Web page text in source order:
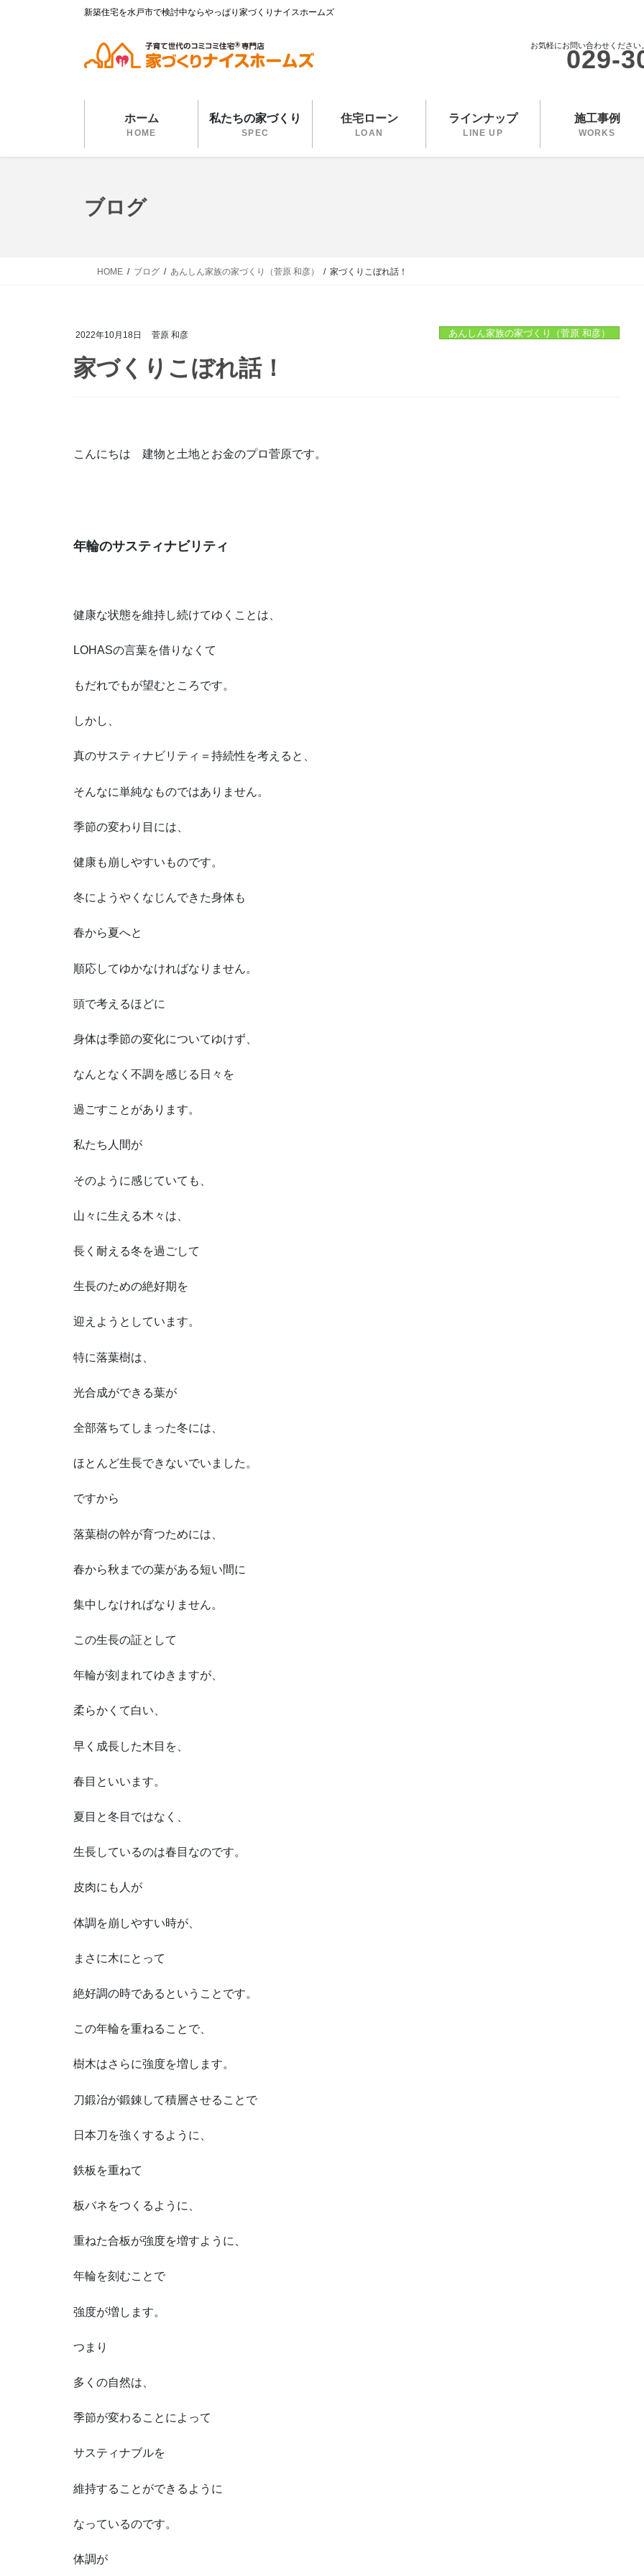
新築住宅を水戸市で検討中ならやっぱり家づくりナイスホームズ
お気軽にお問い合わせください
029-
ホーム
HOME
私たちの家づくり
SPEC
住宅ローン
LOAN
ラインナップ
LINE UP
施工事例
WORKS
ブログ
HOME ブログ あんしん家族の家づくり（菅原 和彦） 家づくりこぼれ話！
2022年10月18日 菅原 和彦 あんしん家族の家づくり（菅原 和彦）
家づくりこぼれ話！
こんにちは 建物と土地とお金のプロ菅原です。
年輪のサスティナビリティ
健康な状態を維持し続けてゆくことは、
LOHASの言葉を借りなくて
もだれでもが望むところです。
しかし、
真のサスティナビリティ＝持続性を考えると、
そんなに単純なものではありません。
季節の変わり目には、
健康も崩しやすいものです。
冬にようやくなじんできた身体も
春から夏へと
順応してゆかなければなりません。
頭で考えるほどに
身体は季節の変化についてゆけず、
なんとなく不調を感じる日々を
過ごすことがあります。
私たち人間が
そのように感じていても、
山々に生える木々は、
長く耐える冬を過ごして
生長のための絶好期を
迎えようとしています。
特に落葉樹は、
光合成ができる葉が
全部落ちてしまった冬には、
ほとんど生長できないでいました。
ですから
落葉樹の幹が育つためには、
春から秋までの葉がある短い間に
集中しなければなりません。
この生長の証として
年輪が刻まれてゆきますが、
柔らかくて白い、
早く成長した木目を、
春目といいます。
夏目と冬目ではなく、
生長しているのは春目なのです。
皮肉にも人が
体調を崩しやすい時が、
まさに木にとって
絶好調の時であるということです。
この年輪を重ねることで、
樹木はさらに強度を増します。
刀鍛冶が鍛錬して積層させることで
日本刀を強くするように、
鉄板を重ねて
板バネをつくるように、
重ねた合板が強度を増すように、
年輪を刻むことで
強度が増します。
つまり
多くの自然は、
季節が変わることによって
サスティナブルを
維持することができるように
なっているのです。
体調が